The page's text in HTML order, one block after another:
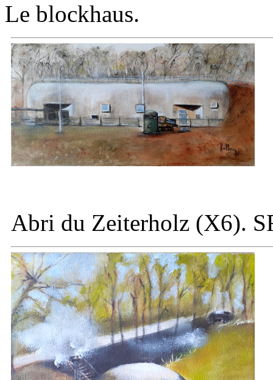
Le blockhaus.
Abri du Zeiterholz (X6).